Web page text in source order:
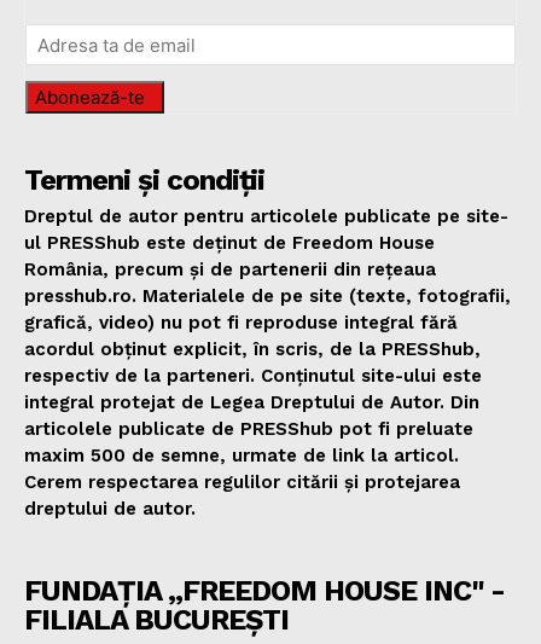
Abonează-te
Termeni și condiții
Dreptul de autor pentru articolele publicate pe site-
ul PRESShub este deținut de Freedom House
România, precum și de partenerii din rețeaua
presshub.ro. Materialele de pe site (texte, fotografii,
grafică, video) nu pot fi reproduse integral fără
acordul obținut explicit, în scris, de la PRESShub,
respectiv de la parteneri. Conținutul site-ului este
integral protejat de Legea Dreptului de Autor. Din
articolele publicate de PRESShub pot fi preluate
maxim 500 de semne, urmate de link la articol.
Cerem respectarea regulilor citării și protejarea
dreptului de autor.
FUNDAȚIA „FREEDOM HOUSE INC" -
FILIALA BUCUREȘTI